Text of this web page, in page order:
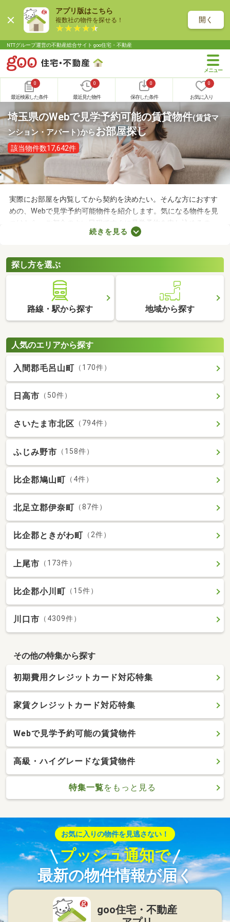
アプリ版はこちら
複数社の物件を探せる！ 開く
NTTグループ運営の不動産総合サイト goo住宅・不動産
0
最近検索した条件
0
最近見た物件
0
保存した条件
0
お気に入り
埼玉県のWebで見学予約可能の賃貸物件(賃貸マ
ンション・アパート)からお部屋探し
該当物件数17,642件
実際にお部屋を内覧してから契約を決めたい。そんな方におすす
めの、Webで見学予約可能物件を紹介します。気になる物件を見
つけたら、ご都合のよい日程ですぐに見学予約を申し込めるの
で、お部屋探しもスムーズに進みますよ。複数のお部屋を実際に
続きを見る
探し方を選ぶ
路線・駅から探す 地域から探す
人気のエリアから探す
入間郡毛呂山町 （170件）
日高市 （50件）
さいたま市北区 （794件）
ふじみ野市 （158件）
比企郡鳩山町 （4件）
北足立郡伊奈町 （87件）
比企郡ときがわ町 （2件）
上尾市 （173件）
比企郡小川町 （15件）
川口市 （4309件）
その他の特集から探す
初期費用クレジットカード対応特集
家賃クレジットカード対応特集
Webで見学予約可能の賃貸物件
高級・ハイグレードな賃貸物件
特集一覧をもっと見る
お気に入りの物件を見逃さない！
プッシュ通知で
最新の物件情報が届く
goo住宅・不動産